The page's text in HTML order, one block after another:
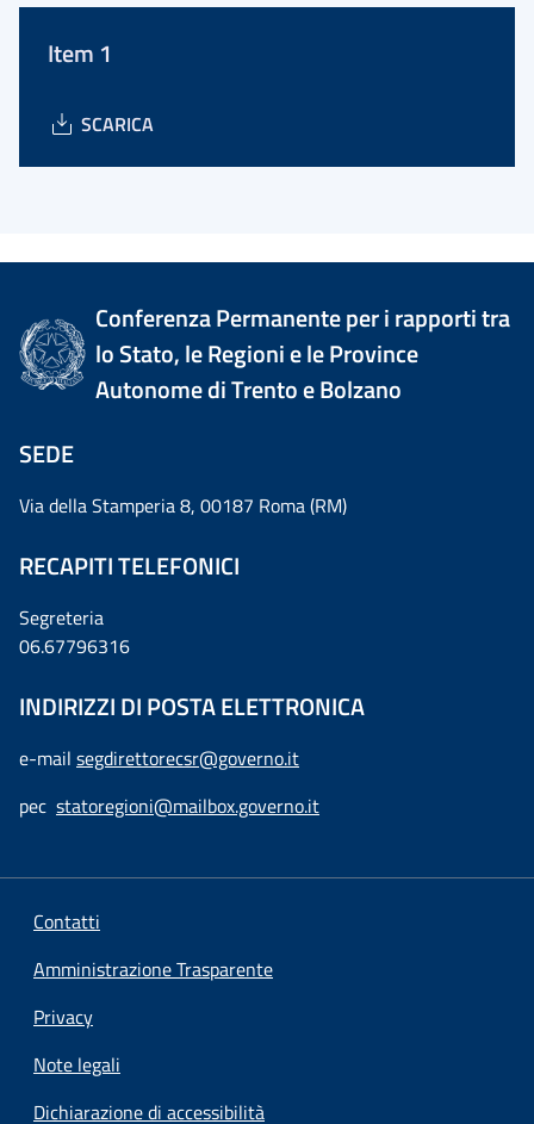
Item 1
SCARICA
Conferenza Permanente per i rapporti tra
lo Stato, le Regioni e le Province
Autonome di Trento e Bolzano
SEDE
Via della Stamperia 8, 00187 Roma (RM)
RECAPITI TELEFONICI
Segreteria
06.67796316
INDIRIZZI DI POSTA ELETTRONICA
e-mail segdirettorecsr@governo.it
pec statoregioni@mailbox.governo.it
Contatti
Amministrazione Trasparente
Privacy
Note legali
Dichiarazione di accessibilità